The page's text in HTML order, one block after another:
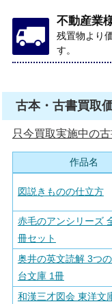
不動産業
残置物より
す。
古本・古書買取
只今買取実施中の
作品名
図説きものの仕立方
赤毛のアンシリーズ
冊セット
奥井の英文読解 3つ
台文庫 1冊
和漢三才図会 東洋文